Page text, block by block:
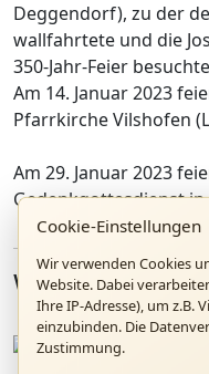
Deggendorf), zu der
wallfahrtete und die
350-Jahr-Feier
Am 14. Januar 2023
Pfarrkirche Vilshofen
Am 29. Januar 2023
Gedenkgottesdienst
Weitere Artikel
Cookie-Einstellungen
Wir verwenden Cookies
Website. Dabei
Ihre IP-Adresse), um z.B.
einzubinden. Die
Zustimmung.